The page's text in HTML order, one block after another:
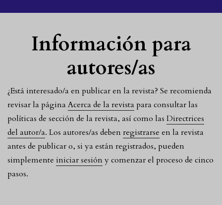
Información para
autores/as
¿Está interesado/a en publicar en la revista? Se recomienda
revisar la página Acerca de la revista para consultar las
políticas de sección de la revista, así como las Directrices
del autor/a. Los autores/as deben registrarse en la revista
antes de publicar o, si ya están registrados, pueden
simplemente iniciar sesióny comenzar el proceso de cinco
pasos.